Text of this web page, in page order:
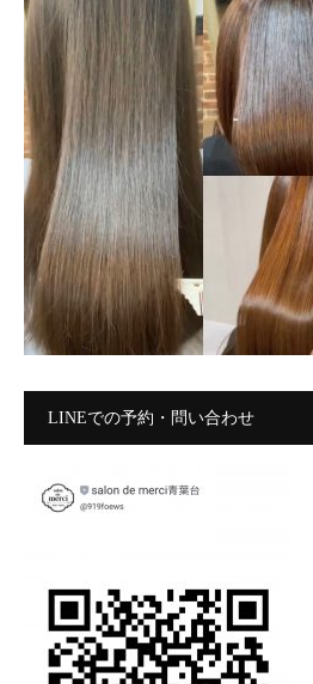
LINEでの予約・問い合わせ